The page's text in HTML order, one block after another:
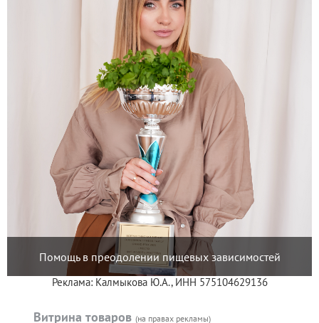
Помощь в преодолении пищевых зависимостей
Реклама: Калмыкова Ю.А., ИНН 575104629136
Витрина товаров (на правах рекламы)